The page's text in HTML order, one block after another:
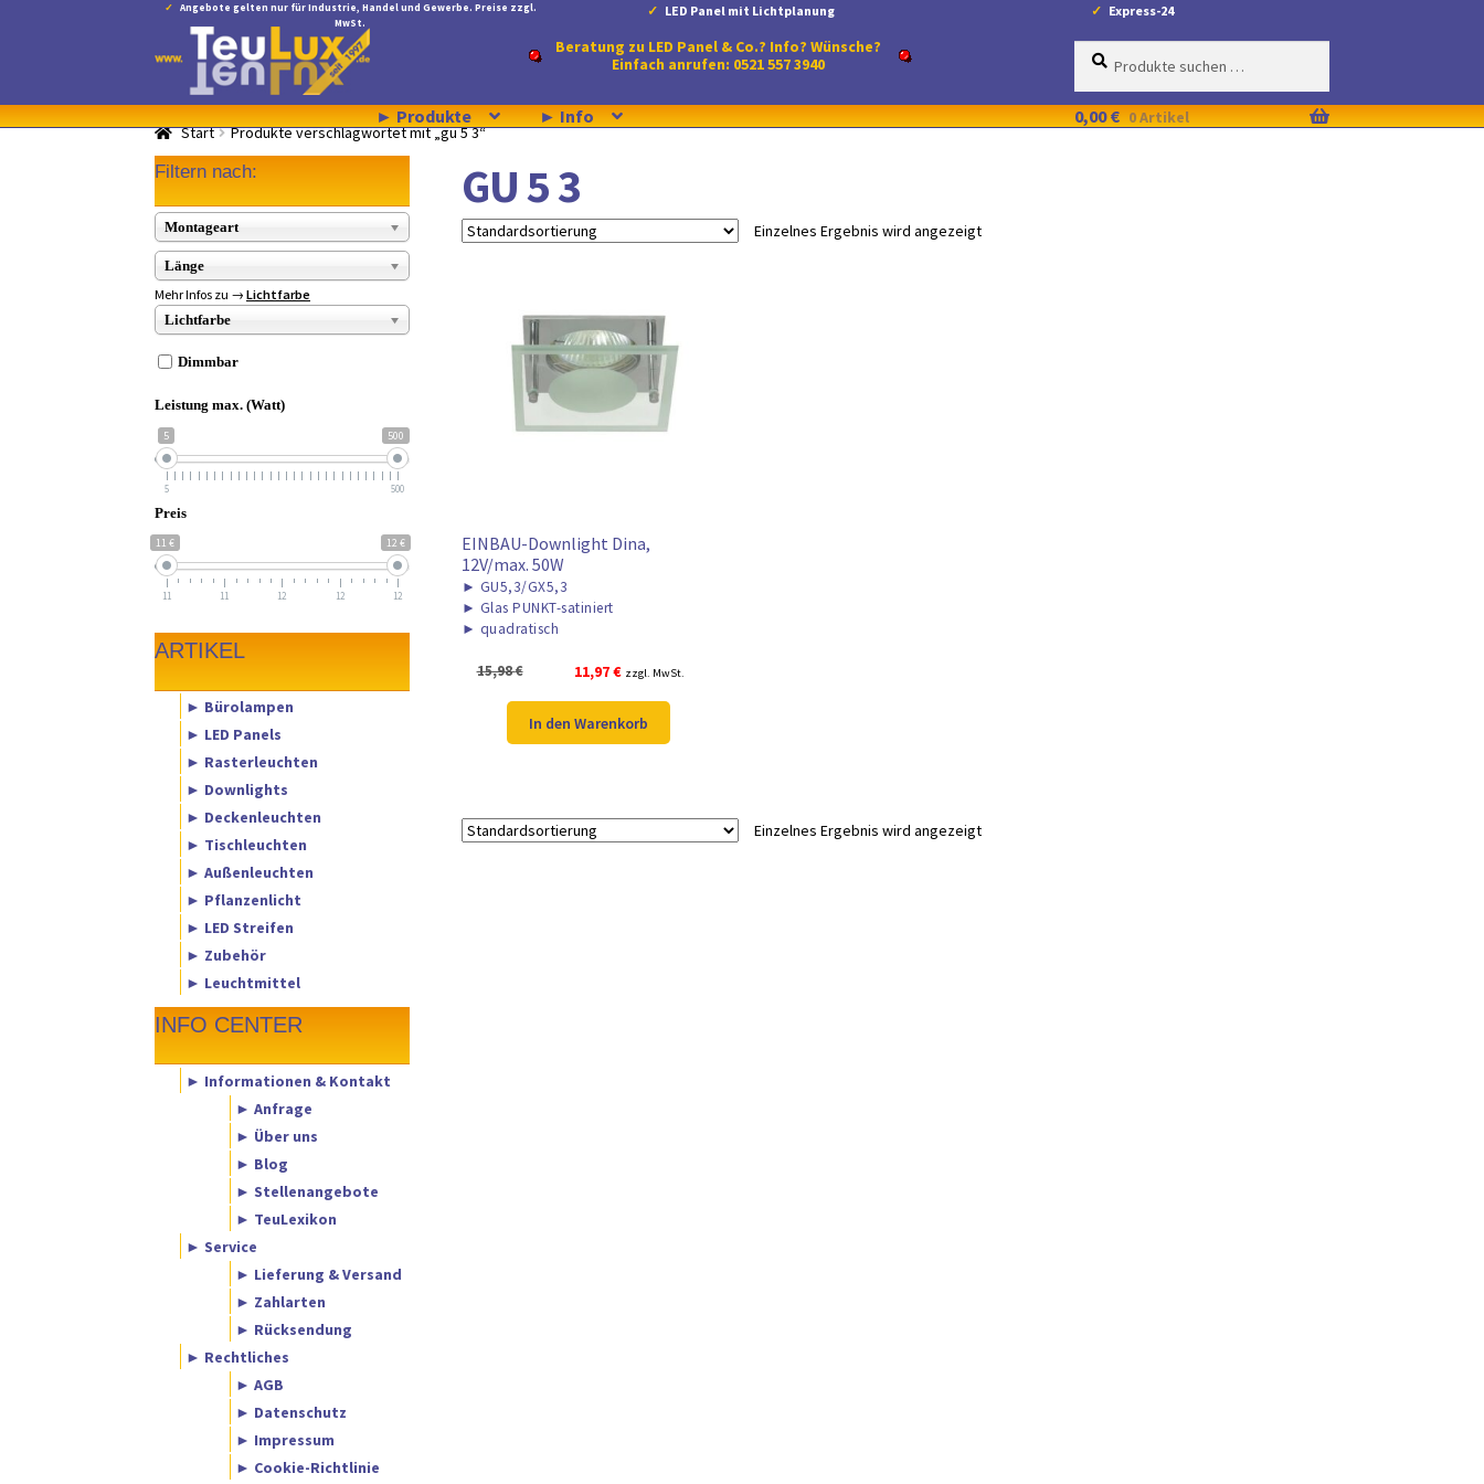
Angebote gelten nur für Industrie, Handel und Gewerbe. Preise zzgl.
MwSt.
LED Panel mit Lichtplanung Express-24
Navigation
springen
Inhalt
springen
Beratung zu LED Panel & Co.? Info? Wünsche?
Einfach anrufen: 0521 557 3940
Suche
Suchen
► Produkte ► Info 0,00€ 0 Artikel
Start Produkte verschlagwortet mit „gu 5 3“
GU 5 3
Einzelnes Ergebnis wird angezeigt
EINBAU-Downlight Dina,
12V/max. 50W
► GU5,3/GX5,3
► Glas PUNKT-satiniert
► quadratisch
15,98€
Ursprünglicher
war:
15,98 €
11,97€Aktueller
ist:
11,97 €.
zzgl. MwSt.
In den Warenkorb
Einzelnes Ergebnis wird angezeigt
Filtern nach:
Montageart
Länge
Mehr Infos zu →Lichtfarbe
Lichtfarbe
Dimmbar
Leistung max. (Watt)
5 500
5 500
Preis
11 € 12 €
11 11 12 12 12
ARTIKEL
► Bürolampen
► LED Panels
► Rasterleuchten
► Downlights
► Deckenleuchten
► Tischleuchten
► Außenleuchten
► Pflanzenlicht
► LED Streifen
► Zubehör
► Leuchtmittel
INFO CENTER
► Informationen & Kontakt
► Anfrage
► Über uns
► Blog
► Stellenangebote
► TeuLexikon
► Service
► Lieferung & Versand
► Zahlarten
► Rücksendung
► Rechtliches
► AGB
► Datenschutz
► Impressum
► Cookie-Richtlinie